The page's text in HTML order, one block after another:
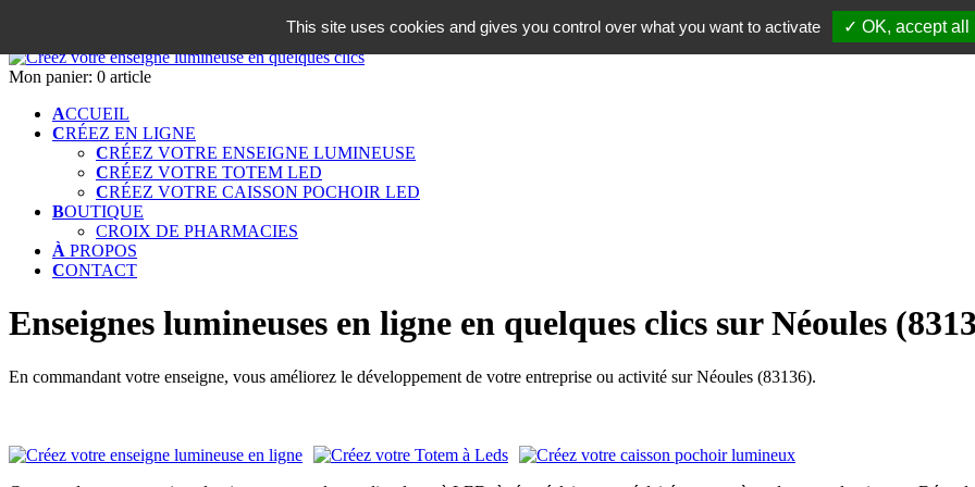
Mon panier: 0 article
ACCUEIL
CRÉEZ EN LIGNE
CRÉEZ VOTRE ENSEIGNE LUMINEUSE
CRÉEZ VOTRE TOTEM LED
CRÉEZ VOTRE CAISSON POCHOIR LED
BOUTIQUE
CROIX DE PHARMACIES
À PROPOS
CONTACT
Enseignes lumineuses en ligne en quelques clics sur Néoules
En commandant votre enseigne, vous améliorez le développement de votre entreprise ou activité sur Néoules (83136).
This site uses cookies and gives you control over what you want to activate ✓ OK, accept all